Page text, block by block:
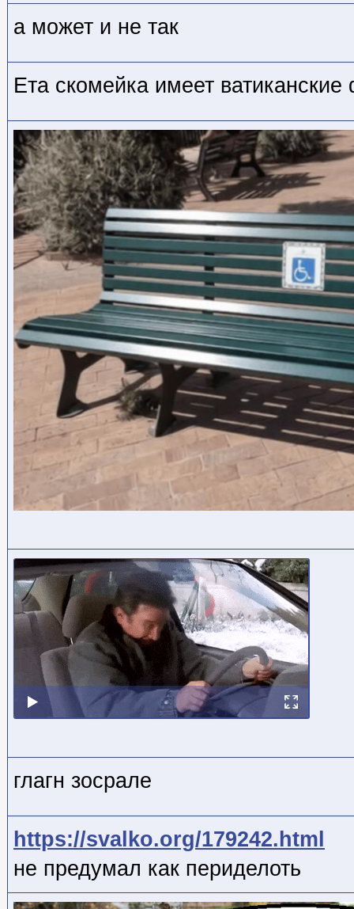
а может и не так
Ета скомейка имеет ватиканские
глагн зосрале
https://svalko.org/179242.html
не предумал как периделоть